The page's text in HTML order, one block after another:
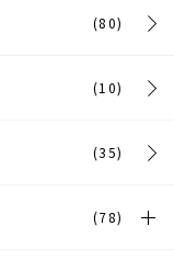
(80)
(10)
(35)
(78)